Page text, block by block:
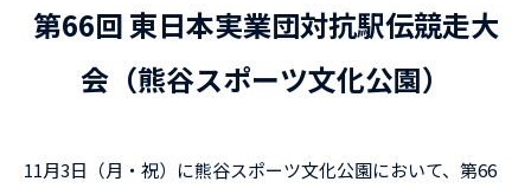
第66回 東日本実業団対抗駅伝競走大
会（熊谷スポーツ文化公園）
11月3日（月・祝）に熊谷スポーツ文化公園において、第66